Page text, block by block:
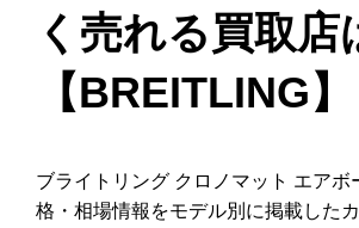
く売れる買取店
【BREITLING】
ブライトリング クロノマット エアボ
格・相場情報をモデル別に掲載した